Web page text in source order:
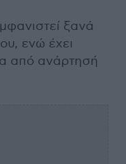
ξανά
ενώ έχει
από ανάρτησή